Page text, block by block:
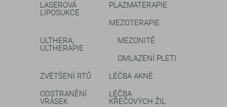
LASEROVÁ
LIPOSUKCE
PLAZMATERAPIE
MEZOTERAPIE
ULTHERA,
ULTHERAPIE
MEZONITĚ
OMLAZENÍ PLETI
ZVĚTŠENÍ RTŮ
LÉČBA AKNÉ
ODSTRANĚNÍ
VRÁSEK
LÉČBA
KŘEČOVÝCH ŽIL